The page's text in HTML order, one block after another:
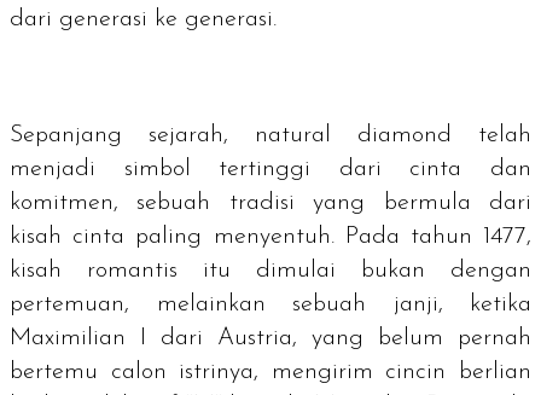
dari generasi ke generasi.
Sepanjang sejarah, natural diamond telah
menjadi simbol tertinggi dari cinta dan
komitmen, sebuah tradisi yang bermula dari
kisah cinta paling menyentuh. Pada tahun 1477,
kisah romantis itu dimulai bukan dengan
pertemuan, melainkan sebuah janji, ketika
Maximilian I dari Austria, yang belum pernah
bertemu calon istrinya, mengirim cincin berlian